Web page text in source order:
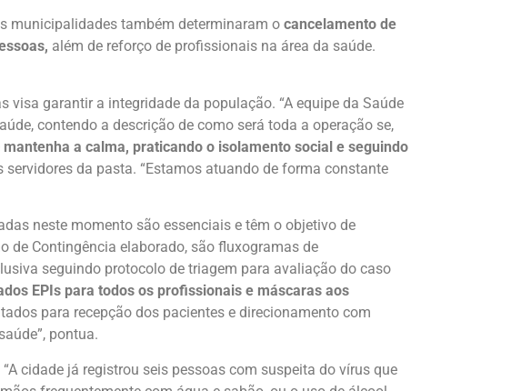
municipalidades também determinaram o cancelamento de
além de reforço de profissionais na área da saúde.
visa garantir a integridade da população. “A equipe da Saúde
contendo a descrição de como será toda a operação se,
mantenha a calma, praticando o isolamento social e seguindo
da pasta. “Estamos atuando de forma constante
neste momento são essenciais e têm o objetivo de
de Contingência elaborado, são fluxogramas de
seguindo protocolo de triagem para avaliação do caso
EPIs para todos os profissionais e máscaras aos
para recepção dos pacientes e direcionamento com
pontua.
“A cidade já registrou seis pessoas com suspeita do vírus que